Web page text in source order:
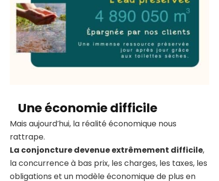
Une économie difficile
Mais aujourd’hui, la réalité économique nous
rattrape.
La conjoncture devenue extrêmement difficile,
la concurrence à bas prix, les charges, les taxes, les
obligations et un modèle économique de plus en